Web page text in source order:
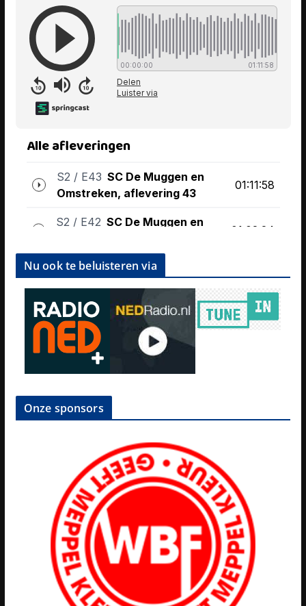
Nu ook te beluisteren via
Onze sponsors